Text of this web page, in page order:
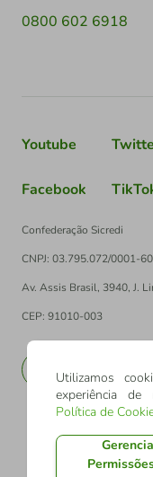
0800 602 6918
Youtube
Facebook
Confederação Sicredi
CNPJ: 03.795.072/0001-60
Av. Assis Brasil, 3940, J.
CEP: 91010-003
Utilizamos
experiência de
Política de